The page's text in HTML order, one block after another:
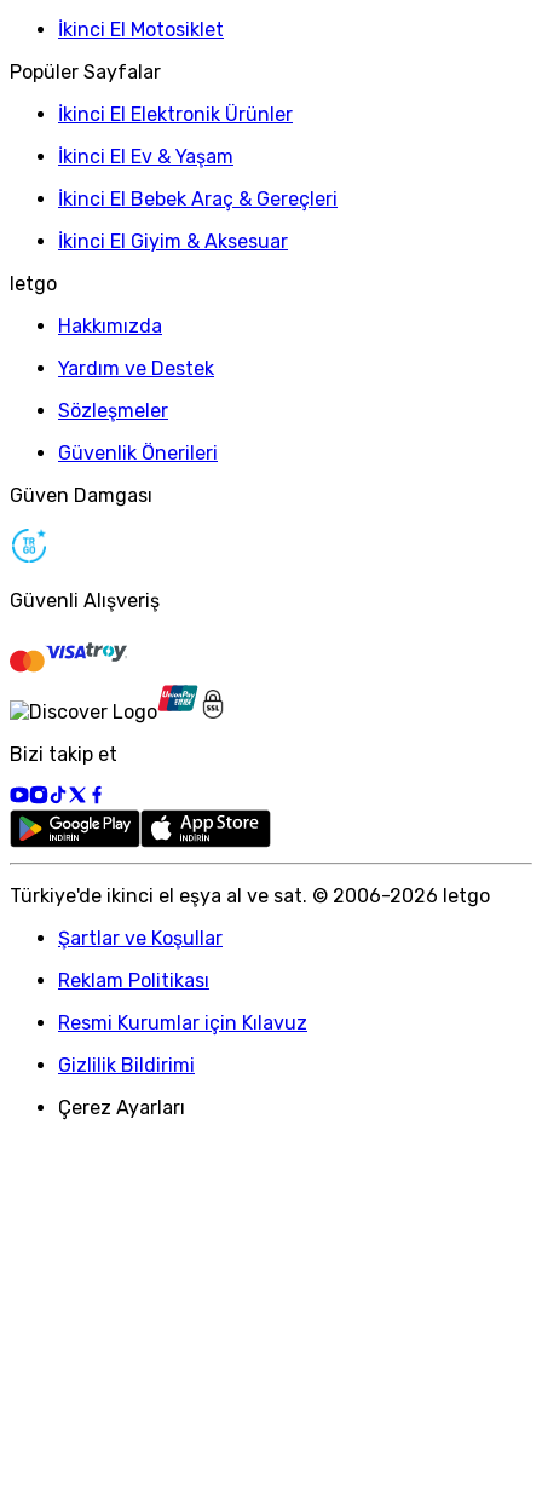
İkinci El Motosiklet
Popüler Sayfalar
İkinci El Elektronik Ürünler
İkinci El Ev & Yaşam
İkinci El Bebek Araç & Gereçleri
İkinci El Giyim & Aksesuar
letgo
Hakkımızda
Yardım ve Destek
Sözleşmeler
Güvenlik Önerileri
Güven Damgası
Güvenli Alışveriş
Bizi takip et
Türkiye'de ikinci el eşya al ve sat. © 2006-2026 letgo
Şartlar ve Koşullar
Reklam Politikası
Resmi Kurumlar için Kılavuz
Gizlilik Bildirimi
Çerez Ayarları